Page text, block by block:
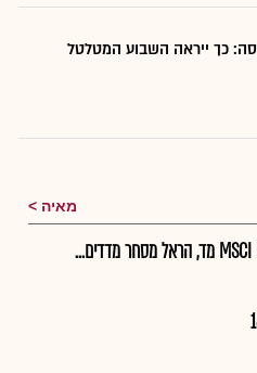
כך ייראה השבוע המטלטל
מאיה